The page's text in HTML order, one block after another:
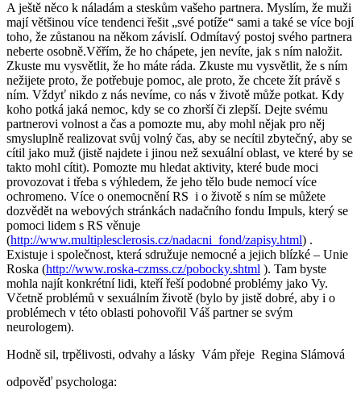
A ještě něco k náladám a steskům vašeho partnera. Myslím, že muži
mají většinou více tendenci řešit „své potíže“ sami a také se více bojí
toho, že zůstanou na někom závislí. Odmítavý postoj svého partnera
neberte osobně.Věřím, že ho chápete, jen nevíte, jak s ním naložit.
Zkuste mu vysvětlit, že ho máte ráda. Zkuste mu vysvětlit, že s ním
nežijete proto, že potřebuje pomoc, ale proto, že chcete žít právě s
ním. Vždyť nikdo z nás nevíme, co nás v životě může potkat. Kdy
koho potká jaká nemoc, kdy se co zhorší či zlepší. Dejte svému
partnerovi volnost a čas a pomozte mu, aby mohl nějak pro něj
smysluplně realizovat svůj volný čas, aby se necítil zbytečný, aby se
cítil jako muž (jistě najdete i jinou než sexuální oblast, ve které by se
takto mohl cítit). Pomozte mu hledat aktivity, které bude moci
provozovat i třeba s výhledem, že jeho tělo bude nemocí více
ochromeno. Více o onemocnění RS i o životě s ním se můžete
dozvědět na webových stránkách nadačního fondu Impuls, který se
pomoci lidem s RS věnuje
(http://www.multiplesclerosis.cz/nadacni_fond/zapisy.html) .
Existuje i společnost, která sdružuje nemocné a jejich blízké – Unie
Roska (http://www.roska-czmss.cz/pobocky.shtml ). Tam byste
mohla najít konkrétní lidi, kteří řeší podobné problémy jako Vy.
Včetně problémů v sexuálním životě (bylo by jistě dobré, aby i o
problémech v této oblasti pohovořil Váš partner se svým
neurologem).
Hodně sil, trpělivosti, odvahy a lásky Vám přeje Regina Slámová
odpověď psychologa: